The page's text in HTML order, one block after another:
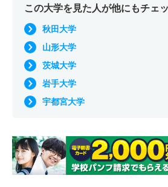
この大学を見た人が他にもチェ
秋田大学
山形大学
茨城大学
岩手大学
宇都宮大学